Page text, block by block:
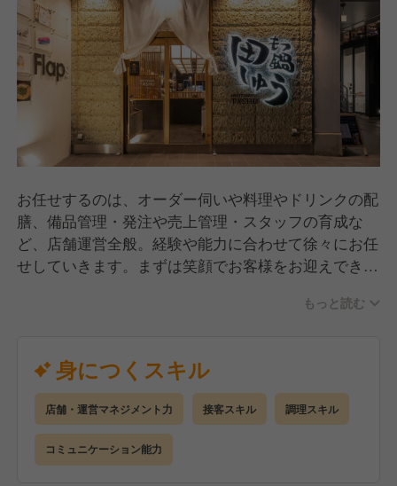
お任せするのは、オーダー伺いや料理やドリンクの配
膳、備品管理・発注や売上管理・スタッフの育成な
ど、店舗運営全般。経験や能力に合わせて徐々にお任
せしていきます。まずは笑顔でお客様をお迎えできれ
う。豊かな経験を持つ方には、どんどん業務をお任せ
もっと読む
身につくスキル
店舗・運営マネジメント力 接客スキル 調理スキル
コミュニケーション能力